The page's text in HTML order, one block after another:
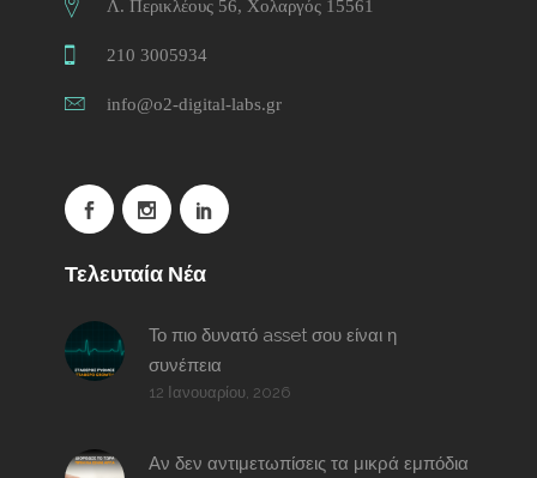
Λ. Περικλέους 56, Χολαργός 15561
210 3005934
info@o2-digital-labs.gr
Τελευταία Νέα
Το πιο δυνατό asset σου είναι η
συνέπεια
12 Ιανουαρίου, 2026
Αν δεν αντιμετωπίσεις τα μικρά εμπόδια